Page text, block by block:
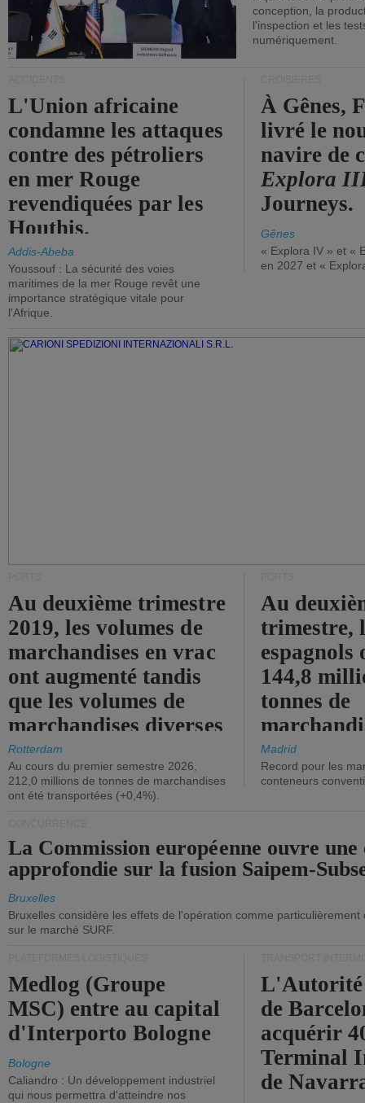
conception, la
l'inspection et les
numériquement.
L'Union africaine
condamne les attaques
contre des pétroliers
en mer Rouge
revendiquées par les
Houthis.
Addis-Abeba
Youssouf : La sécurité des voies
maritimes de la mer Rouge revêt une
importance stratégique vitale pour
l'Afrique.
À Gênes,
livré le
navire de
Explora
Journeys.
Gênes
« Explora IV » et «
en 2027 et «
Au deuxième trimestre
2019, les volumes de
marchandises en vrac
ont augmenté tandis
que les volumes de
marchandises diverses
ont diminué.
Rotterdam
Au cours du premier semestre 2026,
212,0 millions de tonnes de marchandises
ont été transportées (+0,4%).
Au
trimestre,
144,8
tonnes de
(+2,9%).
Madrid
Record pour les
conteneurs
La Commission européenne ouvre une
approfondie sur la fusion Saipem-
Bruxelles
Bruxelles considère les effets de l'opération comme
sur le marché SURF.
Medlog (Groupe
MSC) entre au capital
d'Interporto Bologne
Bologne
Caliandro : Un développement industriel
qui nous permettra d'atteindre nos
de
acquérir
Terminal
de